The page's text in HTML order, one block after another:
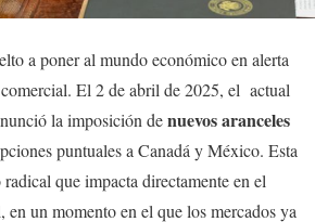
a poner al mundo económico en alerta
El 2 de abril de 2025, el actual
la imposición denuevos aranceles
puntuales a Canadá y México. Esta
que impacta directamente en el
un momento en el que los mercados ya